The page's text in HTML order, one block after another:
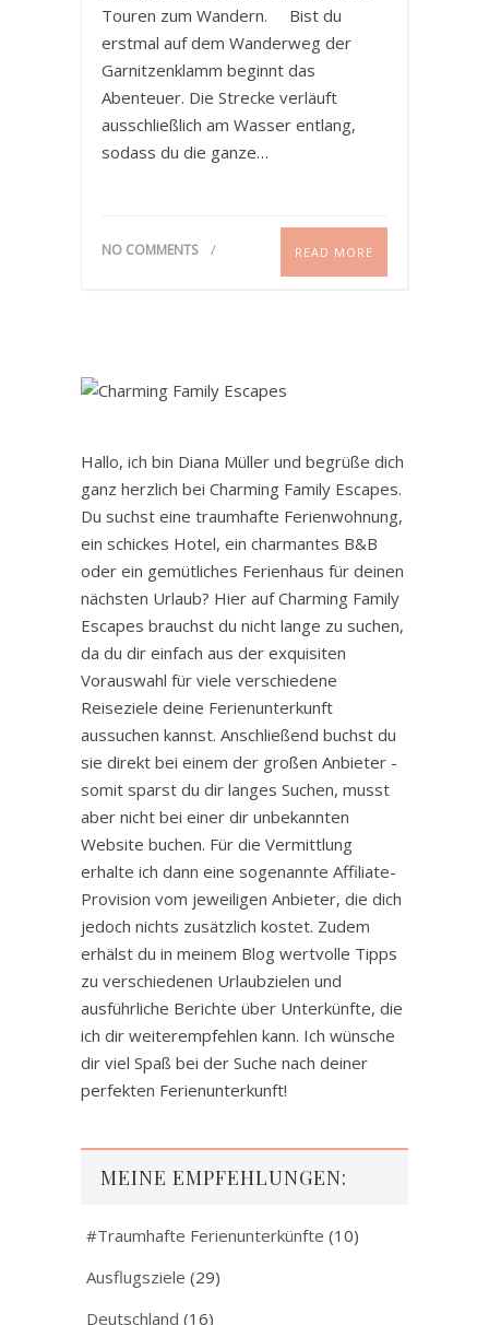
Touren zum Wandern. Bist du
erstmal auf dem Wanderweg der
Garnitzenklamm beginnt das
Abenteuer. Die Strecke verläuft
ausschließlich am Wasser entlang,
sodass du die ganze…
NO COMMENTS READ MORE
Hallo, ich bin Diana Müller und begrüße dich
ganz herzlich bei Charming Family Escapes.
Du suchst eine traumhafte Ferienwohnung,
ein schickes Hotel, ein charmantes B&B
oder ein gemütliches Ferienhaus für deinen
nächsten Urlaub? Hier auf Charming Family
Escapes brauchst du nicht lange zu suchen,
da du dir einfach aus der exquisiten
Vorauswahl für viele verschiedene
Reiseziele deine Ferienunterkunft
aussuchen kannst. Anschließend buchst du
sie direkt bei einem der großen Anbieter -
somit sparst du dir langes Suchen, musst
aber nicht bei einer dir unbekannten
Website buchen. Für die Vermittlung
erhalte ich dann eine sogenannte Affiliate-
Provision vom jeweiligen Anbieter, die dich
jedoch nichts zusätzlich kostet. Zudem
erhälst du in meinem Blog wertvolle Tipps
zu verschiedenen Urlaubzielen und
ausführliche Berichte über Unterkünfte, die
ich dir weiterempfehlen kann. Ich wünsche
dir viel Spaß bei der Suche nach deiner
perfekten Ferienunterkunft!
MEINE EMPFEHLUNGEN:
#Traumhafte Ferienunterkünfte (10)
Ausflugsziele (29)
Deutschland (16)